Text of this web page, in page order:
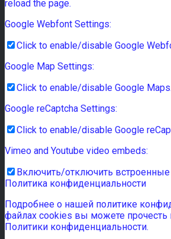
reload the page.
Google Webfont Settings:
Click to enable/disable Google
Google Map Settings:
Click to enable/disable Google Maps.
Google reCaptcha Settings:
Click to enable/disable Google
Vimeo and Youtube video embeds:
Включить/отключить
Политика конфиденциальности
Подробнее о нашей политике
файлах cookies вы можете прочесть
Политики конфиденциальности.